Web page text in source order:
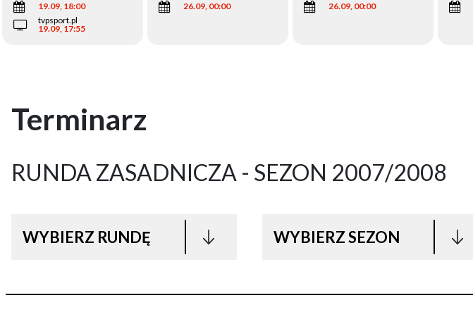
19.09, 18:00
tvpsport.pl
19.09, 17:55
26.09, 00:00 26.09, 00:00
Terminarz
RUNDA ZASADNICZA - SEZON 2007/2008
WYBIERZ RUNDĘ WYBIERZ SEZON